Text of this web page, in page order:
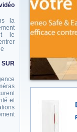
la
le
et